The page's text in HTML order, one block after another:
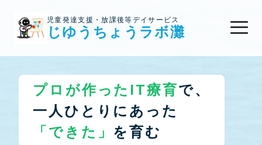
児童発達支援・放課後等デイサービス
じゆうちょうラボ灘
プロが作ったIT療育で、
一人ひとり にあった
「できた」 を育む